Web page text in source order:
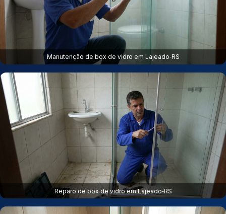
Manutenção de box de vidro em Lajeado‑RS
Reparo de box de vidro em Lajeado‑RS